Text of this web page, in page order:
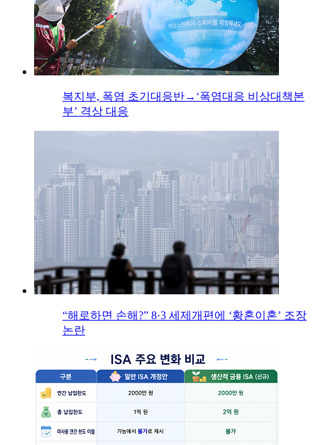
복지부, 폭염 초기대응반→‘폭염대응 비상대책본
부’ 격상 대응
“해로하면 손해?” 8·3 세제개편에 ‘황혼이혼’ 조장
논란